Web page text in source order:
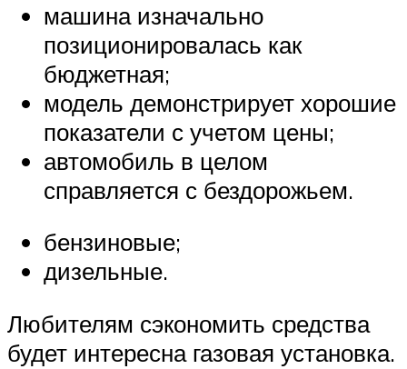
машина изначально
позиционировалась как
бюджетная;
модель демонстрирует хорошие
показатели с учетом цены;
автомобиль в целом
справляется с бездорожьем.
бензиновые;
дизельные.
Любителям сэкономить средства
будет интересна газовая установка.